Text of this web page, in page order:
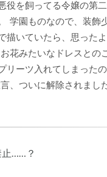
役を飼ってる令嬢の第
学園ものなので、装飾
描いていたら、思った
花みたいなドレスとの
リーツ入れてしまった
、ついに解除されまし
止……？